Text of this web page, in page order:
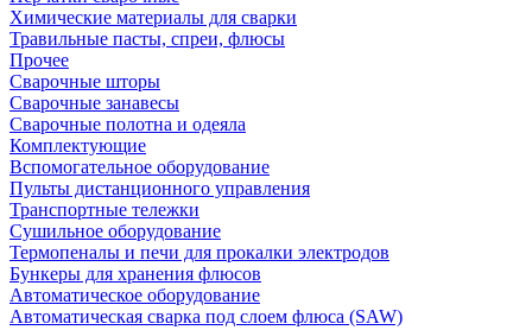
Химические материалы для сварки
Травильные пасты, спреи, флюсы
Прочее
Сварочные шторы
Сварочные занавесы
Сварочные полотна и одеяла
Комплектующие
Вспомогательное оборудование
Пульты дистанционного управления
Транспортные тележки
Сушильное оборудование
Термопеналы и печи для прокалки электродов
Бункеры для хранения флюсов
Автоматическое оборудование
Автоматическая сварка под слоем флюса (SAW)